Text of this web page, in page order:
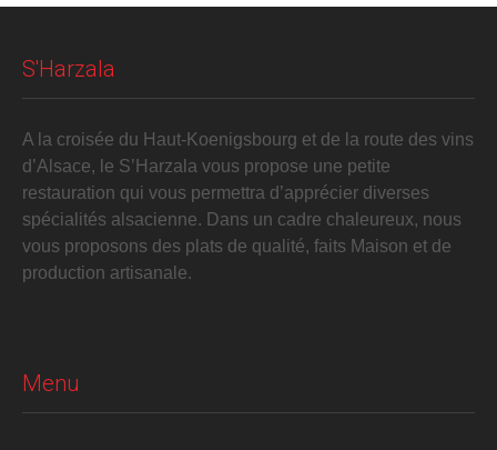
S'Harzala
A la croisée du Haut-Koenigsbourg et de la route des vins
d’Alsace, le S’Harzala vous propose une petite
restauration qui vous permettra d’apprécier diverses
spécialités alsacienne. Dans un cadre chaleureux, nous
vous proposons des plats de qualité, faits Maison et de
production artisanale.
Menu